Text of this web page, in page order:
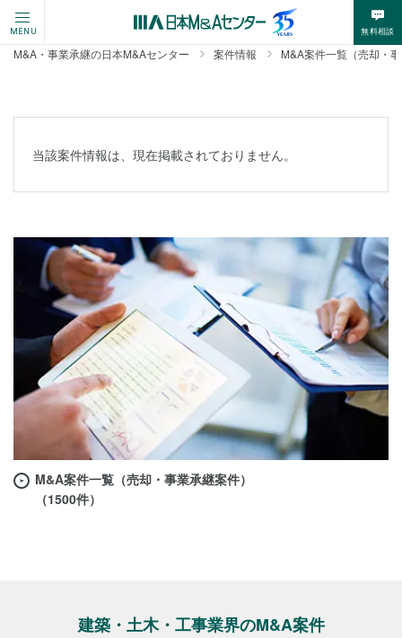
MENU 無料相談
M&A・事業承継の日本M&Aセンター 案件情報 M&A案件一覧（売却・
当該案件情報は、現在掲載されておりません。
M&A案件一覧（売却・事業承継案件）
（1500件）
建築・土木・工事業界のM&A案件